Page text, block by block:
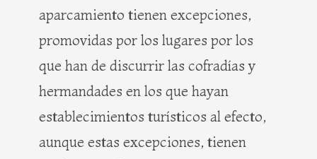
aparcamiento tienen excepciones,
promovidas por los lugares por los
que han de discurrir las cofradías y
hermandades en los que hayan
establecimientos turísticos al efecto,
aunque estas excepciones, tienen